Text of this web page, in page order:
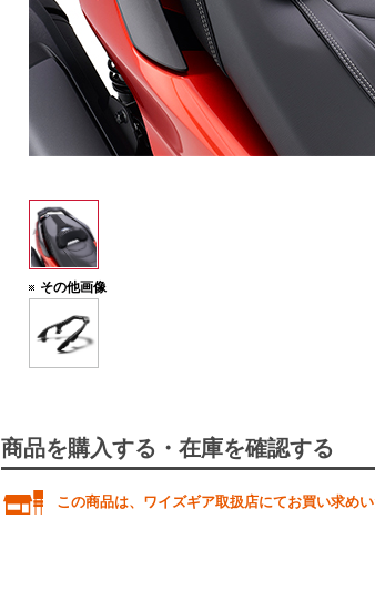
その他画像
商品を購入する・在庫を確認する
この商品は、ワイズギア取扱店にてお買い求めい